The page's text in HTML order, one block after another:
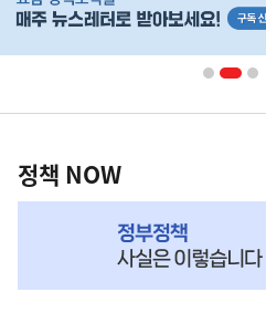
단
영
책
NOW,
정책 NOW